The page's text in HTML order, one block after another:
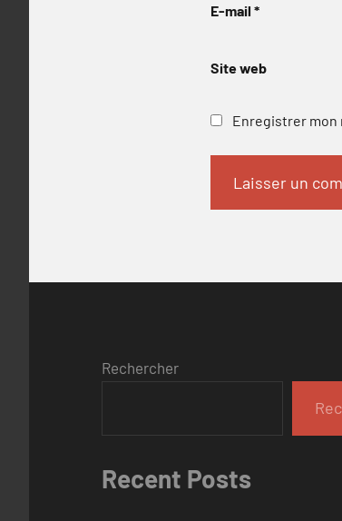
E-mail *
Site web
Enregistrer mon
Rechercher
Recent Posts